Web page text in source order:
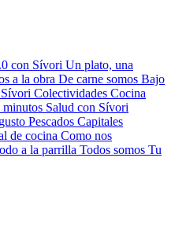
con Sívori Un plato, una
a la obra De carne somos Bajo
Colectividades Cocina
minutos Salud con Sívori
Pescados Capitales
de cocina Como nos
a la parrilla Todos somos Tu